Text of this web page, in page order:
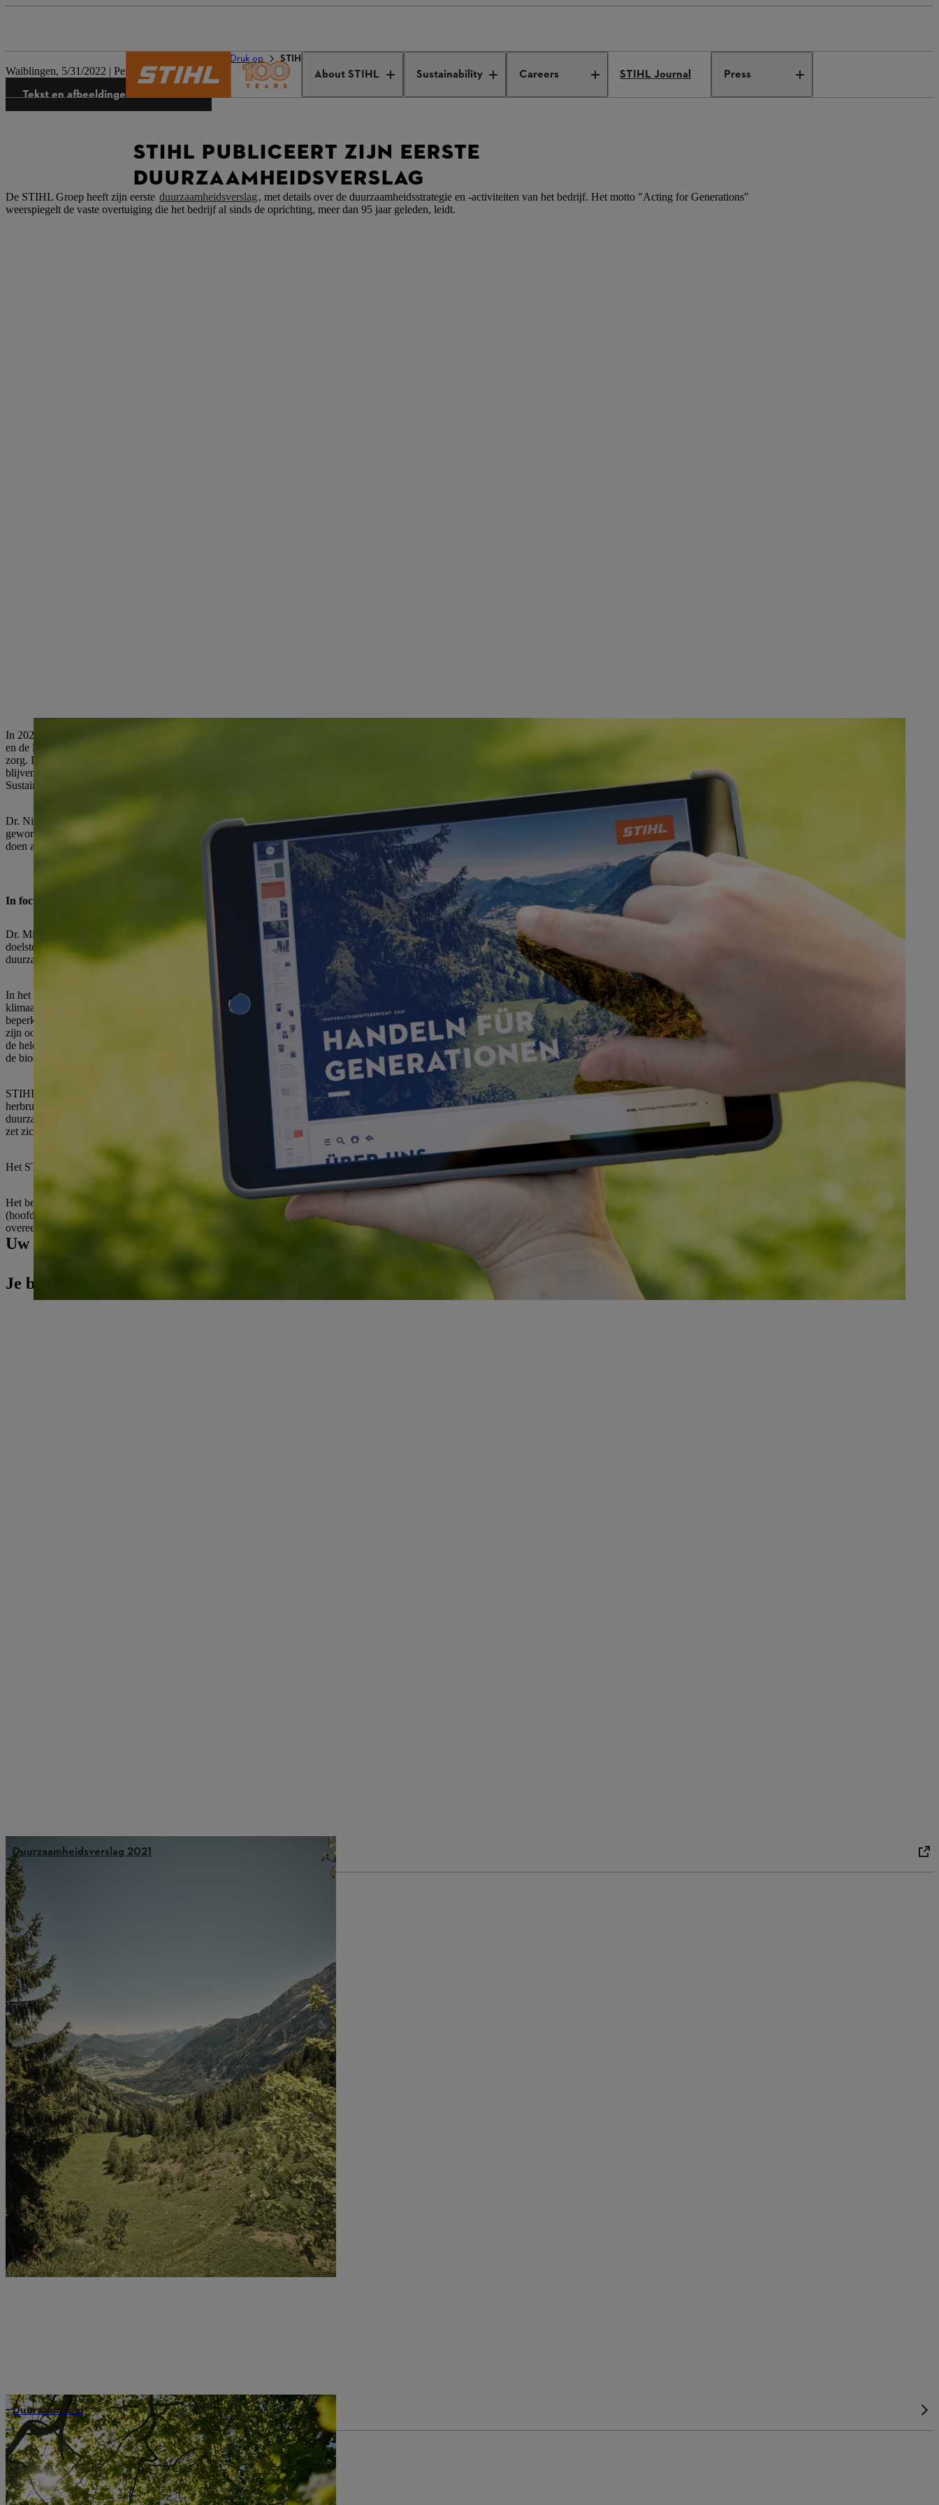
About STIHL Sustainability Careers STIHL Journal Press
Druk op STIHL veröffentlicht ersten Nachhaltigkeitsbericht
Waiblingen, 5/31/2022 | Persbericht bedrijf
Tekst en afbeeldingen downloaden
STIHL PUBLICEERT ZIJN EERSTE
DUURZAAMHEIDSVERSLAG
De STIHL Groep heeft zijn eerste duurzaamheidsverslag , met details over de duurzaamheidsstrategie en -activiteiten van het bedrijf. Het motto "Acting for Generations"
weerspiegelt de vaste overtuiging die het bedrijf al sinds de oprichting, meer dan 95 jaar geleden, leidt.
In 2021 heeft STIHL een duurzaamheidsstrategie ontwikkeld met als doel het vorige duurzaamheidsbeleid te versterken, de tot nu toe geleverde inspanningen te consolideren
en de lopende activiteiten aanzienlijk op te voeren. Het familiebedrijf heeft zichzelf ambitieuze 2030-doelstellingen opgelegd op drie gebieden: ecosystemen, circulariteit en
zorg. Deze doelstellingen zijn afgestemd op de intentie van STIHL om klimaatneutraal te worden, efficiënter met de hulpbronnen om te gaan en op een eerlijke manier te
blijven werken, zodat mensen ook in de toekomst gemakkelijker in en met de natuur kunnen werken. Het bedrijf wil ook een meetbare bijdrage leveren aan het behalen van de
Sustainable Development Goals (SDG's) van de Verenigde Naties.
Dr. Nikolas Stihl, kleinzoon van de oprichter van de onderneming Andreas Stihl en voorzitter van de adviesraad en de raad van toezicht van STIHL, benadrukt: "Als bedrijf dat
geworteld is in de bosbouw hebben we van oudsher een diepe band met de natuurlijke wereld. Aangezien ons levensonderhoud afhankelijk is van de natuur, is alles wat we
doen altijd gericht geweest op mensen, de natuur en hun kracht om te groeien. Dat is wat ons drijft en wat we willen blijven promoten."
In focus: Ecosystemen, circulariteit, zorg
Dr. Michael Prochaska, lid van de Raad van Bestuur, bevoegd voor Human Resources en Juridische Zaken en verantwoordelijk voor duurzaamheid bij STIHL, licht de
doelstellingen van de nieuwe duurzaamheidsstrategie toe: "STIHL moet klaar blijven voor de toekomst. We denken in generaties in plaats van kwartalen. Daarom willen we
duurzaamheid verankeren in al onze beslissingsprocessen. Alleen zo kunnen we STIHL in zijn geheel vooruithelpen en ook onze concurrentiekracht versterken."
In het kader van zijn duurzaamheidsstrategie zet STIHL zich in voor de bescherming van de ecosystemen, onder meer door consequente maatregelen tegen de
klimaatverandering te nemen. STIHL onderschrijft de doelstelling van het klimaatakkoord van Parijs om de opwarming van de aarde tot maximaal 1,5 graden Celsius te
beperken en heeft in 2020 een klimaatstrategie in die zin aangenomen. De vestigingen van STIHL in Duitsland zijn sinds 2021 klimaatneutraal via compensatie en sinds dit jaar
zijn ook de internationale productiebedrijven klimaatneutraal. De internationale verkoopbedrijven volgen in 2023. Op de lange termijn is het doel om de koolstofuitstoot over
de hele levenscyclus van het product te verminderen, van de inkoop van grondstoffen tot productie en gebruik. STIHL zet zich ook in voor het behoud en de bevordering van
de biodiversiteit, zowel bij het ontwerp van zijn productengamma als bij de samenwerking met de lokale overheden en de diversiteit van de soorten op de STIHL locaties.
STIHL benadert het thema van de kringloopeconomie op verschillende manieren, onder andere door ervoor te zorgen dat zijn producten en verpakkingen op grote schaal
herbruikbaar zijn en zo in een materiaalkringloop worden opgenomen, steeds volgens het concept "herstellen, hergebruiken, opknappen en recycleren". De befaamde
duurzaamheid en repareerbaarheid van de STIHL producten, met hun vele afzonderlijk verkrijgbare reserveonderdelen, dragen al decennialang bij tot dit doel. De onderneming
zet zich ook in voor goede arbeidsomstandigheden voor iedereen die direct of indirect voor STIHL werkt.
Het STIHL duurzaamheidsverslag is
Het beschrijft de duurzaamheidsstrategie en -doelen, evenals de activiteiten van de Groep in 2021. Het verslag heeft betrekking op de vestigingen van STIHL in Duitsland
(hoofdkantoor en acht fabrieken, verkoopzetel in Dieburg) en op alle internationale productievestigingen. Het STIHL duurzaamheidsverslag werd opgesteld in
overeenstemming met de Sustainability Reporting Standards van het Global Reporting Initiative (GRI).
Uw perscontact
Je bent misschien ook geïnteresseerd in
Duurzaamheidsverslag 2021
Duurzaamheid